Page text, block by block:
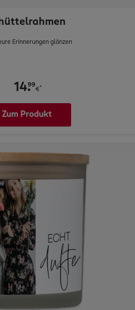
Erinnerungen glänzen
14.
99
€*
Zum Produkt